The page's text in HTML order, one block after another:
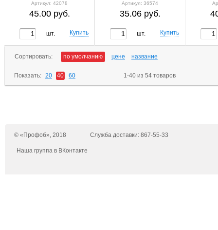
Артикул: 42078
45.00 руб.
шт.
Артикул: 36574
35.06 руб.
шт.
Сортировать: по умолчанию цене название
Показать: 20 40 60 1-40 из 54 товаров
© «Профоб», 2018 Служба доставки: 867-55-33
Наша группа в ВКонтакте